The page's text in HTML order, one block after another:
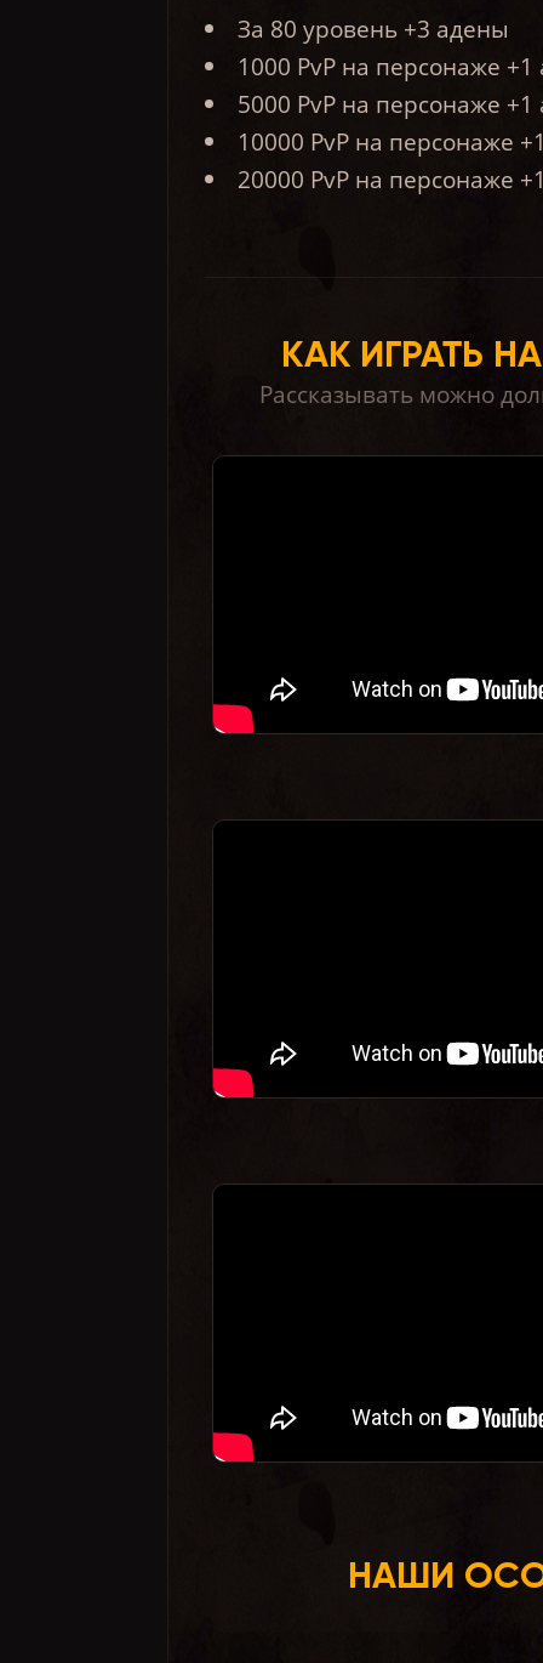
За 80 уровень +3 адены
1000 PvP на персонаже +1
5000 PvP на персонаже +1
10000 PvP на персонаже
20000 PvP на персонаже
КАК ИГРАТЬ НА
Рассказывать можно
НАШИ